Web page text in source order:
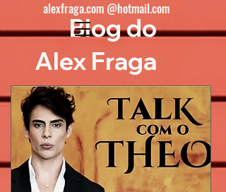
Blog do
Alex Fraga
alexfraga.com @hotmail.com